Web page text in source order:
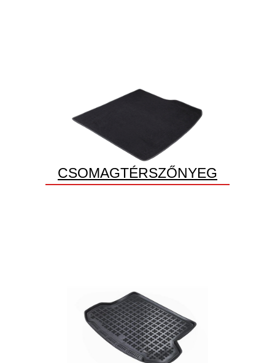
CSOMAGTÉRSZŐNYEG